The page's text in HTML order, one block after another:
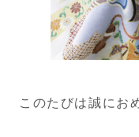
このたびは誠にお